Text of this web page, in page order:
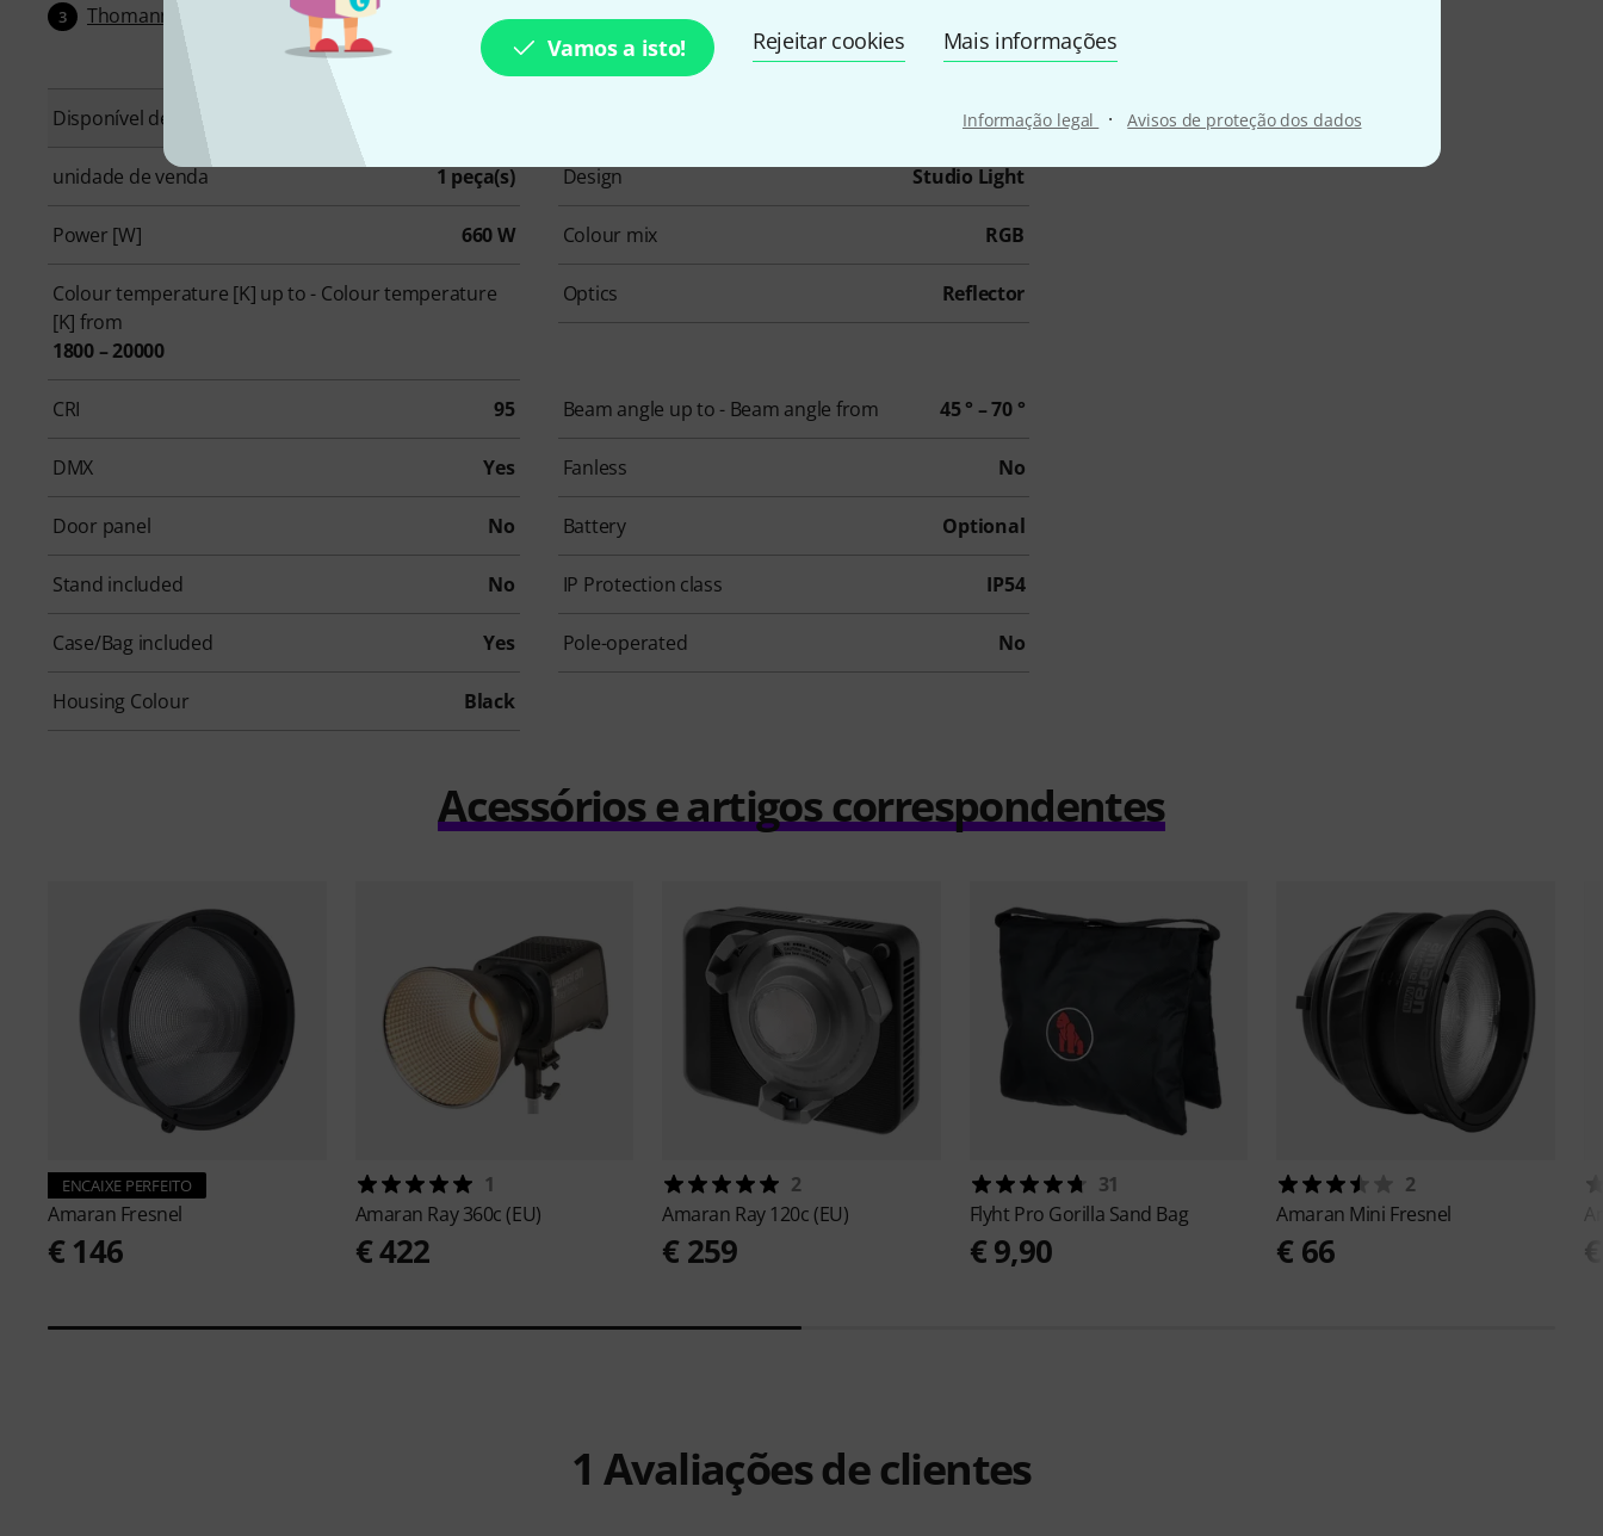
Vamos a isto! Rejeitar cookies Mais informações
Informação legal · Avisos de proteção dos dados
3 Thomann garantia de 3 anos
Disponível desde 632134
unidade de venda 1 peça(s) Design Studio Light
Power [W] 660 W Colour mix RGB
Colour temperature [K] up to - Colour temperature
[K] from
1800 – 20000
Optics Reflector
CRI 95 Beam angle up to - Beam angle from 45 ° – 70 °
DMX Yes Fanless No
Door panel No Battery Optional
Stand included No IP Protection class IP54
Case/Bag included Yes Pole-operated No
Housing Colour Black
Acessórios e artigos correspondentes
ENCAIXE PERFEITO
Amaran Fresnel
€ 146
1
Amaran Ray 360c (EU)
€ 422
2
Amaran Ray 120c (EU)
€ 259
31
Flyht Pro Gorilla Sand Bag
€ 9,90
2
Amaran Mini Fresnel
€ 66
1 Avaliações de clientes